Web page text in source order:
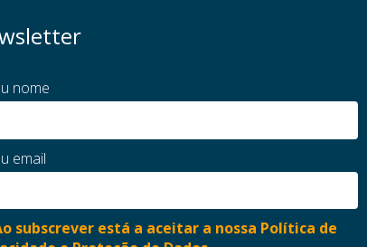
nome
email
subscrever está a aceitar a nossa Política de